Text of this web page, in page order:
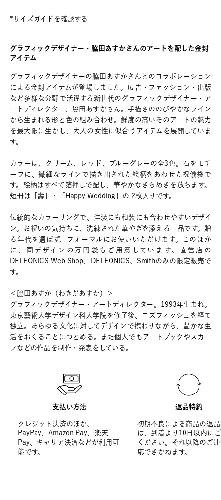
*サイズガイドを確認する
グラフィックデザイナー・脇田あすかさんのアートを配した金封
アイテム
グラフィックデザイナーの脇田あすかさんとのコラボレーション
による金封アイテムが登場しました。広告・ファッション・出版
など多様な分野で活躍する新世代のグラフィックデザイナー・ア
ートディレクター、脇田あすかさん。手描きののびやかなライン
から生まれる形と色の組み合わせ。鮮度の高いそのアートの魅力
を最大限に生かし、大人の女性に似合うアイテムを展開していま
す。
カラーは、クリーム、レッド、ブルーグレーの全3色。石をモチ
ーフに、繊細なラインで描き出された絵柄をあわせた祝儀袋で
す。絵柄はすべて箔押しで配し、華やかなきらめきを放ちます。
短冊は「壽」・「Happy Wedding」の 2枚入りです。
伝統的なカラーリングで、洋装にも和装にも合わせやすいデザイ
ン。お祝いの気持ちに、洗練された華やぎを添える一品です。贈
る年代を選ばず、フォーマルにお使いいただけます。このほか
に、同デザインの万円袋もご用意しています。直営店の
DELFONICS Web Shop、DELFONICS、Smithのみの限定販売で
す。
＜脇田あすか（わきだあすか）＞
グラフィックデザイナー・アートディレクター。1993年生まれ。
東京藝術大学デザイン科大学院を修了後、コズフィッシュを経て
独立。あらゆる文化に対してデザインで携わりながら、豊かな生
活をおくることにつとめる。また個人でもアートブックやスカー
フなどの作品を制作・発表をしている。
支払い方法
クレジット決済のほか、
PayPay、Amazon Pay、楽天
Pay、キャリア決済などが利用可
能です。
返品特約
初期不良による商品の返
は、到着より10日以内に
ください。それ以降のご
応できかねます。